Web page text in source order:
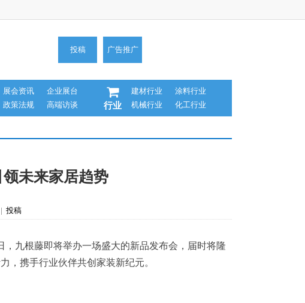
投稿 广告推广
展会资讯
企业展台
政策法规
高端访谈 行业
建材行业
涂料行业
机械行业
化工行业
未来家居趋势
投稿
九根藤即将举办一场盛大的新品发布会，届时将隆
，携手行业伙伴共创家装新纪元。